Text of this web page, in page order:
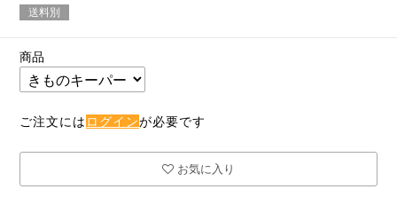
送料別
商品
ご注文には ログインが必要です
お気に入り